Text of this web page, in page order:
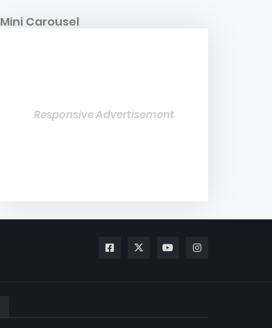
Mini Carousel
Responsive Advertisement